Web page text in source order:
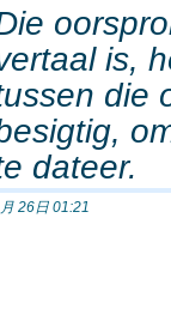
is,
die
dateer.
26日 01:21